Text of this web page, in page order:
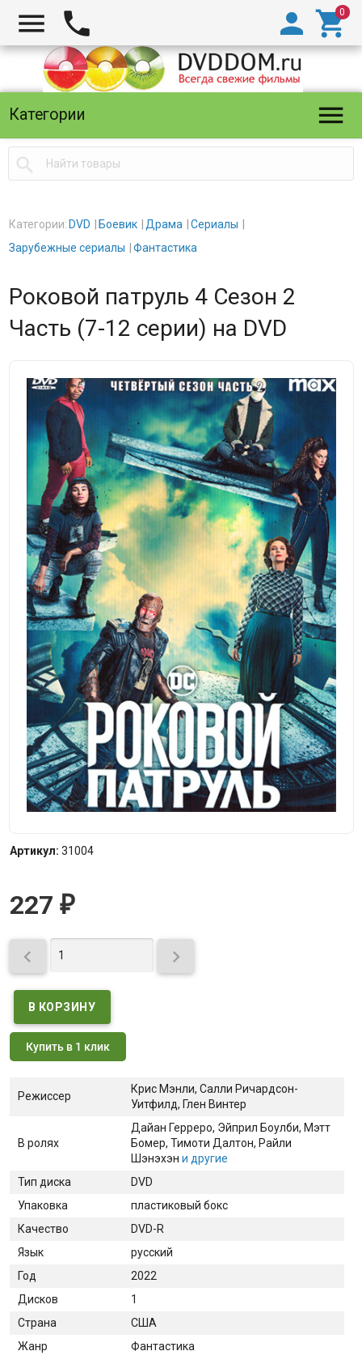
  

Категории 

Категории: DVD Боевик Драма
Сериалы
Зарубежные сериалы
Фантастика
Роковой патруль 4 Сезон 2
Часть (7-12 серии) на DVD
Артикул: 31004
227 ₽
 
Купить в 1 клик
Режиссер
Крис Мэнли, Салли Ричардсон-
Уитфилд, Глен Винтер
В ролях
Дайан Герреро, Эйприл Боулби, Мэтт
Бомер, Тимоти Далтон, Райли
Шэнэхэн и другие
Тип диска
DVD
Упаковка
пластиковый бокс
Качество
DVD-R
Язык
русский
Год
2022
Дисков
1
Страна
США
Жанр
Фантастика